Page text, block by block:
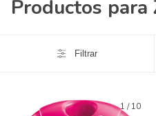
Productos para
Filtrar
1 /10